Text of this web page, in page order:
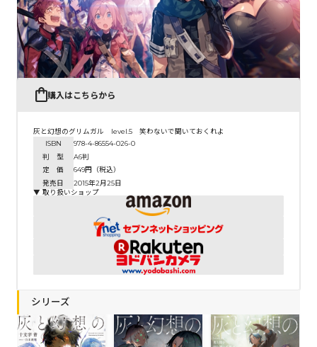
購入はこちらから
灰と幻想のグリムガル level.5 笑わないで聞いておくれよ
ISBN
978-4-86554-026-0
判 型
A6判
定 価
649円（税込）
発売日
2015年2月25日
▼ 取り扱いショップ
シリーズ